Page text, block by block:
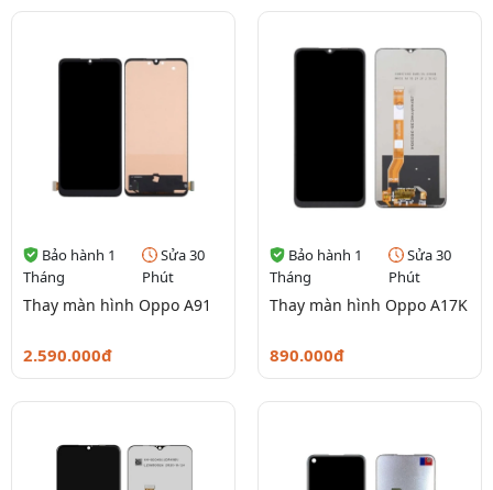
Bảo hành 1
Tháng
Sửa 30
Phút
Thay màn hình Oppo A91
2.590.000đ
Bảo hành 1
Tháng
Sửa 30
Phút
Thay màn hình Oppo A17K
890.000đ